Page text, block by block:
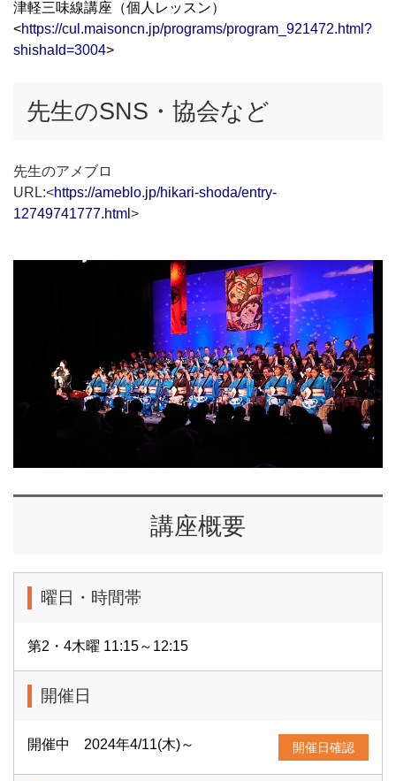
津軽三味線講座（個人レッスン）
<https://cul.maisoncn.jp/programs/program_921472.html?
shishaId=3004>
先生のSNS・協会など
先生のアメブロ
URL:<https://ameblo.jp/hikari-shoda/entry-
12749741777.html >
講座概要
曜日・時間帯
第2・4木曜 11:15～12:15
開催日
開催中 2024年4/11(木)～ 開催日確認